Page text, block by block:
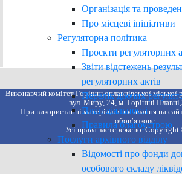
Організація та
Про місцеві ініціативи
Регуляторна політика
Проєкти регуляторних
Звіти відстежень
регуляторних актів
Перелік діючих
План діяльності
Правила благоустрою
Послуги архівного відділу
Відомості про фонди
особового складу
Виконавчий комітет Горішньоплавнівської міської
вул. Миру, 24, м. Горішні
При використанні матеріалів посилання на
обов’язкове.
Усі права застережено.